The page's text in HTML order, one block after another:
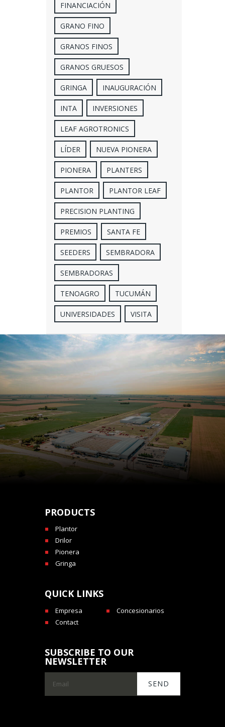
FINANCIACIÓN
GRANO FINO
GRANOS FINOS
GRANOS GRUESOS
GRINGA INAUGURACIÓN
INTA INVERSIONES
LEAF AGROTRONICS
LÍDER NUEVA PIONERA
PIONERA PLANTERS
PLANTOR PLANTOR LEAF
PRECISION PLANTING
PREMIOS SANTA FE
SEEDERS SEMBRADORA
SEMBRADORAS
TENOAGRO TUCUMÁN
UNIVERSIDADES VISITA
PRODUCTS
Plantor
Drilor
Pionera
Gringa
QUICK LINKS
Empresa
Concesionarios
Contact
SUBSCRIBE TO OUR
NEWSLETTER